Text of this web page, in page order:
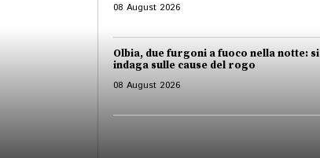
08 August 2026
Olbia, due furgoni a fuoco nella notte: si
indaga sulle cause del rogo
08 August 2026